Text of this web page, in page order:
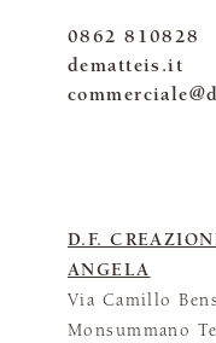
0862 810828
dematteis.it
D.F.
ANGELA
Via Camillo
Monsummano